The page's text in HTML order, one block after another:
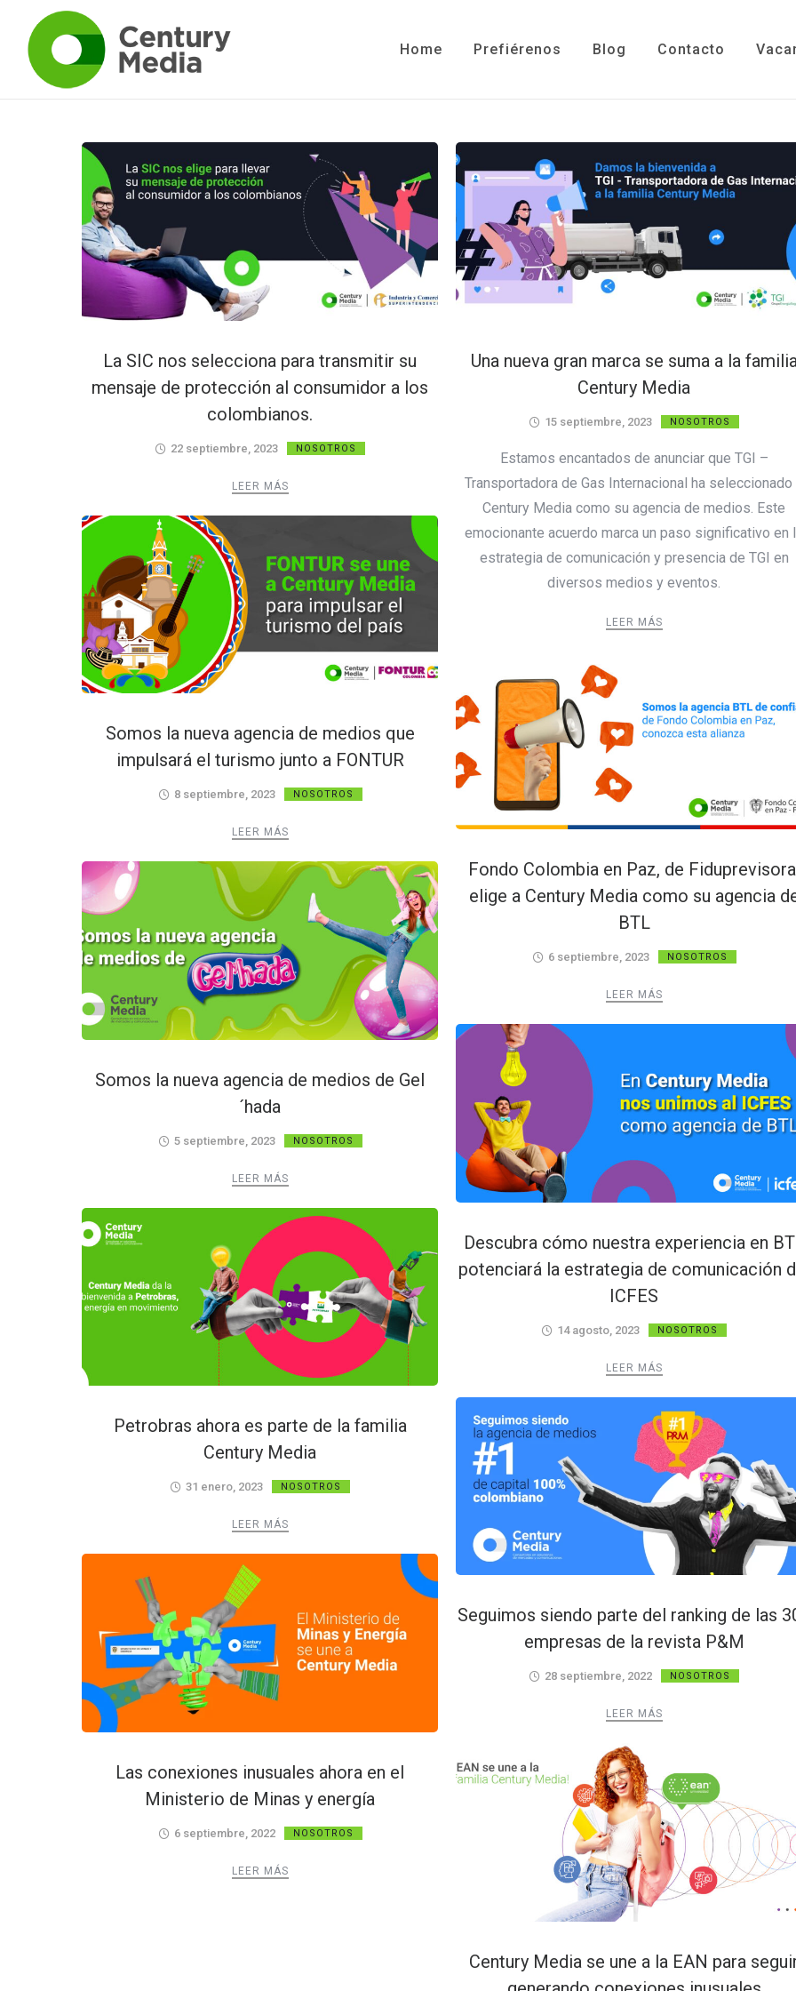
Home Prefiérenos Blog Contacto
La SIC nos selecciona para transmitir su
mensaje de protección al consumidor a los
colombianos.
22 septiembre, 2023 NOSOTROS
LEER MÁS
Una nueva gran marca se suma a la
Century Media
15 septiembre, 2023 NOSOTROS
Estamos encantados de anunciar que TGI –
Transportadora de Gas Internacional ha seleccionado
Century Media como su agencia de medios. Este
emocionante acuerdo marca un paso significativo en
estrategia de comunicación y presencia de TGI en
diversos medios y eventos.
LEER MÁS
Somos la nueva agencia de medios que
impulsará el turismo junto a FONTUR
8 septiembre, 2023 NOSOTROS
LEER MÁS
Fondo Colombia en Paz, de
elige a Century Media como su agencia
BTL
6 septiembre, 2023 NOSOTROS
LEER MÁS
Somos la nueva agencia de medios de Gel
´hada
5 septiembre, 2023 NOSOTROS
LEER MÁS
Descubra cómo nuestra experiencia en
potenciará la estrategia de comunicación
ICFES
14 agosto, 2023 NOSOTROS
LEER MÁS
Petrobras ahora es parte de la familia
Century Media
31 enero, 2023 NOSOTROS
LEER MÁS
Seguimos siendo parte del ranking de las
empresas de la revista P&M
28 septiembre, 2022 NOSOTROS
LEER MÁS
Las conexiones inusuales ahora en el
Ministerio de Minas y energía
6 septiembre, 2022 NOSOTROS
LEER MÁS
Century Media se une a la EAN para